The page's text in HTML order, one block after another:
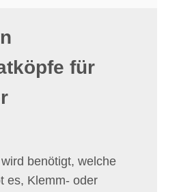
für
benötigt, welche
es, Klemm- oder